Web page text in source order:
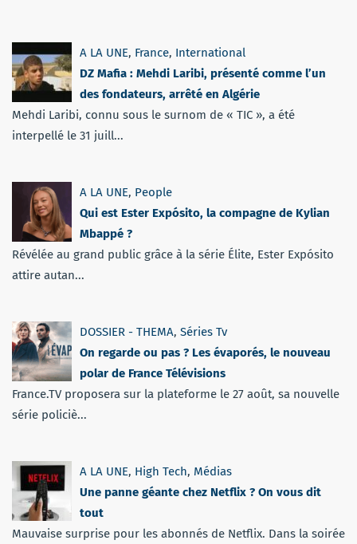
A LA UNE, France, International
DZ Mafia : Mehdi Laribi, présenté comme l’un
des fondateurs, arrêté en Algérie
Mehdi Laribi, connu sous le surnom de « TIC », a été
interpellé le 31 juill...
A LA UNE, People
Qui est Ester Expósito, la compagne de Kylian
Mbappé ?
Révélée au grand public grâce à la série Élite, Ester Expósito
attire autan...
DOSSIER - THEMA, Séries Tv
On regarde ou pas ? Les évaporés, le nouveau
polar de France Télévisions
France.TV proposera sur la plateforme le 27 août, sa nouvelle
série policiè...
A LA UNE, High Tech, Médias
Une panne géante chez Netflix ? On vous dit
tout
Mauvaise surprise pour les abonnés de Netflix. Dans la soirée